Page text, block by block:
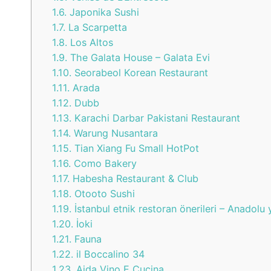
1.6. Japonika Sushi
1.7. La Scarpetta
1.8. Los Altos
1.9. The Galata House – Galata Evi
1.10. Seorabeol Korean Restaurant
1.11. Arada
1.12. Dubb
1.13. Karachi Darbar Pakistani Restaurant
1.14. Warung Nusantara
1.15. Tian Xiang Fu Small HotPot
1.16. Como Bakery
1.17. Habesha Restaurant & Club
1.18. Otooto Sushi
1.19. İstanbul etnik restoran önerileri – Anadolu
1.20. İoki
1.21. Fauna
1.22. il Boccalino 34